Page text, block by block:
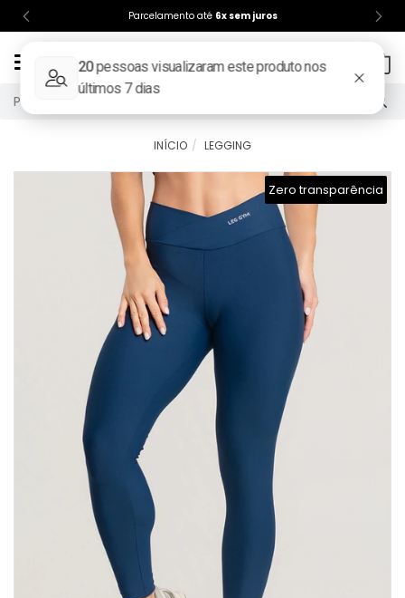
Parcelamento até 6x sem juros
Mudar
navegação
INÍCIO LEGGING
Zero transparência